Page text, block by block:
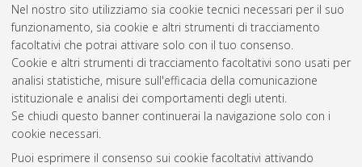
Nel nostro sito utilizziamo sia cookie tecnici necessari per il suo
funzionamento, sia cookie e altri strumenti di tracciamento
facoltativi che potrai attivare solo con il tuo consenso.
Cookie e altri strumenti di tracciamento facoltativi sono usati per
analisi statistiche, misure sull'efficacia della comunicazione
istituzionale e analisi dei comportamenti degli utenti.
Se chiudi questo banner continuerai la navigazione solo con i
cookie necessari.
Puoi esprimere il consenso sui cookie facoltativi attivando
2020(1)
Atom
Rss 1.0
Rss 2.0